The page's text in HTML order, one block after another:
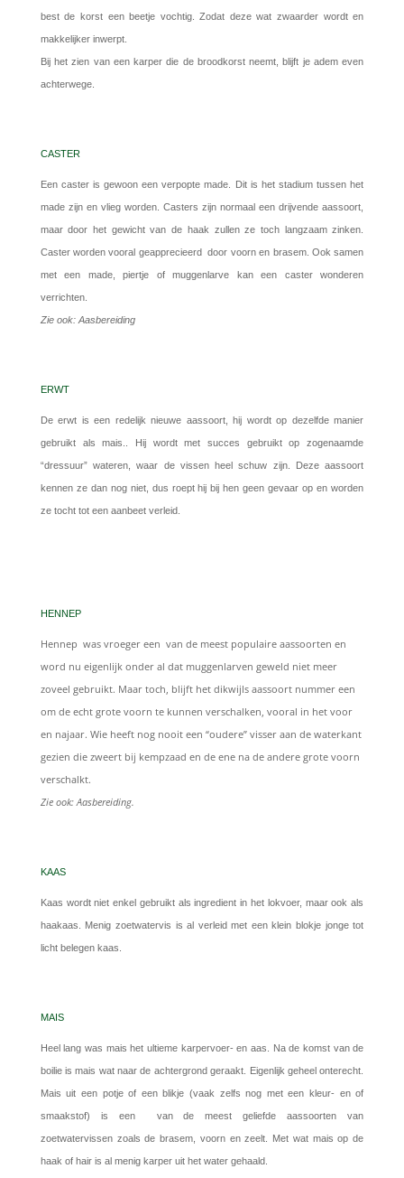
best de korst een beetje vochtig. Zodat deze wat zwaarder wordt en
makkelijker inwerpt.
Bij het zien van een karper die de broodkorst neemt, blijft je adem even
achterwege.
CASTER
Een caster is gewoon een verpopte made. Dit is het stadium tussen het
made zijn en vlieg worden. Casters zijn normaal een drijvende aassoort,
maar door het gewicht van de haak zullen ze toch langzaam zinken.
Caster worden vooral geapprecieerd door voorn en brasem. Ook samen
met een made, piertje of muggenlarve kan een caster wonderen
verrichten.
Zie ook: Aasbereiding
ERWT
De erwt is een redelijk nieuwe aassoort, hij wordt op dezelfde manier
gebruikt als mais.. Hij wordt met succes gebruikt op zogenaamde
“dressuur” wateren, waar de vissen heel schuw zijn. Deze aassoort
kennen ze dan nog niet, dus roept hij bij hen geen gevaar op en worden
ze tocht tot een aanbeet verleid.
HENNEP
Hennep was vroeger een van de meest populaire aassoorten en
word nu eigenlijk onder al dat muggenlarven geweld niet meer
zoveel gebruikt. Maar toch, blijft het dikwijls aassoort nummer een
om de echt grote voorn te kunnen verschalken, vooral in het voor
en najaar. Wie heeft nog nooit een “oudere” visser aan de waterkant
gezien die zweert bij kempzaad en de ene na de andere grote voorn
verschalkt.
Zie ook: Aasbereiding.
KAAS
Kaas wordt niet enkel gebruikt als ingredient in het lokvoer, maar ook als
haakaas. Menig zoetwatervis is al verleid met een klein blokje jonge tot
licht belegen kaas.
MAIS
Heel lang was mais het ultieme karpervoer- en aas. Na de komst van de
boilie is mais wat naar de achtergrond geraakt. Eigenlijk geheel onterecht.
Mais uit een potje of een blikje (vaak zelfs nog met een kleur- en of
smaakstof) is een van de meest geliefde aassoorten van
zoetwatervissen zoals de brasem, voorn en zeelt. Met wat mais op de
haak of hair is al menig karper uit het water gehaald.